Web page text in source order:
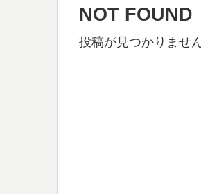
NOT FOUND
投稿が見つかりませ